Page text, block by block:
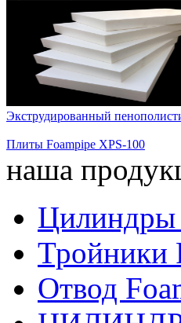
Экструдированный
Плиты Foampipe XPS-100
наша
Цилиндры
Тройники
Отвод